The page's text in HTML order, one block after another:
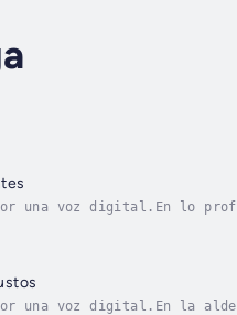
una voz digital.En lo
una voz digital.En la